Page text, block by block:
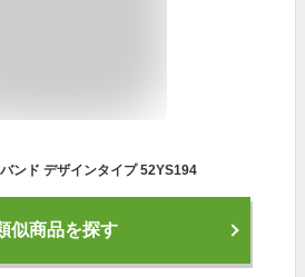
ンド デザインタイプ 52YS194
似商品を探す